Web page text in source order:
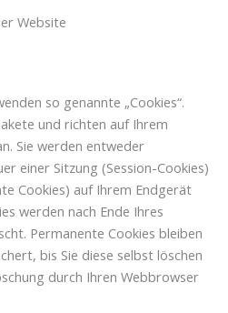
Website
so genannte „Cookies“.
und richten auf Ihrem
Sie werden entweder
einer Sitzung (Session-Cookies)
Cookies) auf Ihrem Endgerät
werden nach Ende Ihres
Permanente Cookies bleiben
bis Sie diese selbst löschen
durch Ihren Webbrowser